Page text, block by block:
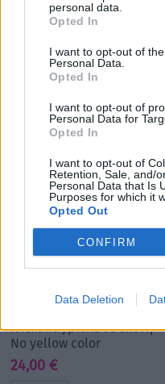
personal data.
Opted In
I want to opt-out of
Personal Data.
Opted In
I want to opt-out of
Personal Data for
Opted In
I want to opt-out of
Retention, Sale, and/
Personal Data that Is
Purposes for which it
Opted Out
CONFIRM
Data Deletion
KEZY BAMBOO SHAMPOO
Ντεκαπάζ βιολέ σε σκόνη
No yellow color
24,00 €